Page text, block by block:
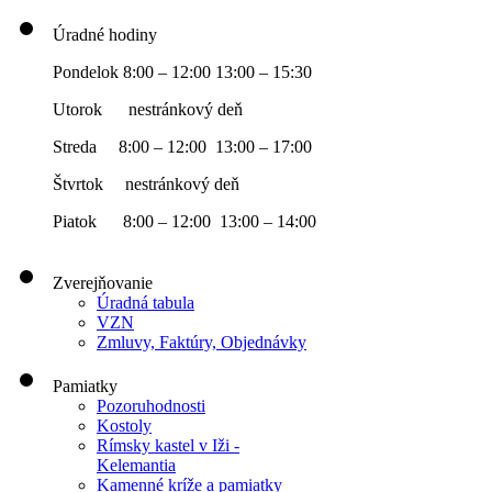
Úradné hodiny
Pondelok 8:00 – 12:00 13:00 – 15:30
Utorok nestránkový deň
Streda 8:00 – 12:00 13:00 – 17:00
Štvrtok nestránkový deň
Piatok 8:00 – 12:00 13:00 – 14:00
Zverejňovanie
Úradná tabula
VZN
Zmluvy, Faktúry, Objednávky
Pamiatky
Pozoruhodnosti
Kostoly
Rímsky kastel v Iži -
Kelemantia
Kamenné kríže a pamiatky